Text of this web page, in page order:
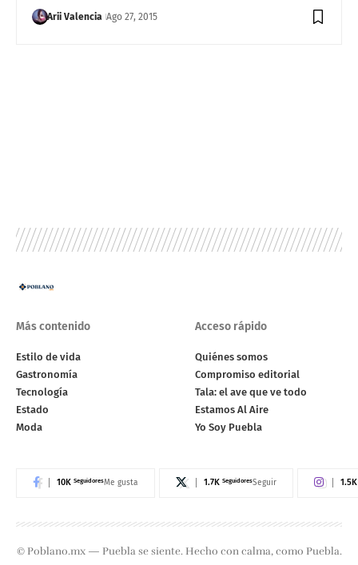
Arii Valencia Ago 27, 2015
Más contenido
Estilo de vida
Gastronomía
Tecnología
Estado
Moda
Acceso rápido
Quiénes somos
Compromiso editorial
Tala: el ave que ve todo
Estamos Al Aire
Yo Soy Puebla
10K SeguidoresMe gusta 1.7K SeguidoresSeguir 1.5K
© Poblano.mx — Puebla se siente. Hecho con calma, como Puebla.